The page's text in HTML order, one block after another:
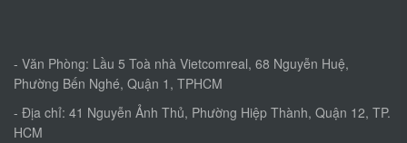
- Văn Phòng: Lầu 5 Toà nhà Vietcomreal, 68 Nguyễn Huệ,
Phường Bến Nghé, Quận 1, TPHCM
- Địa chỉ: 41 Nguyễn Ảnh Thủ, Phường Hiệp Thành, Quận 12, TP.
HCM